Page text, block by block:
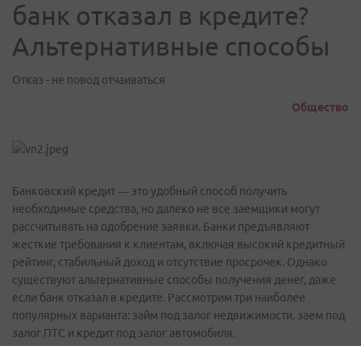
банк отказал в кредите?
Альтернативные способы
Отказ - не повод отчаиваться
Общество
Банковский кредит — это удобный способ получить
необходимые средства, но далеко не все заемщики могут
рассчитывать на одобрение заявки. Банки предъявляют
жесткие требования к клиентам, включая высокий кредитный
рейтинг, стабильный доход и отсутствие просрочек. Однако
существуют альтернативные способы получения денег, даже
если банк отказал в кредите. Рассмотрим три наиболее
популярных варианта: займ под залог недвижимости, заем под
залог ПТС и кредит под залог автомобиля.